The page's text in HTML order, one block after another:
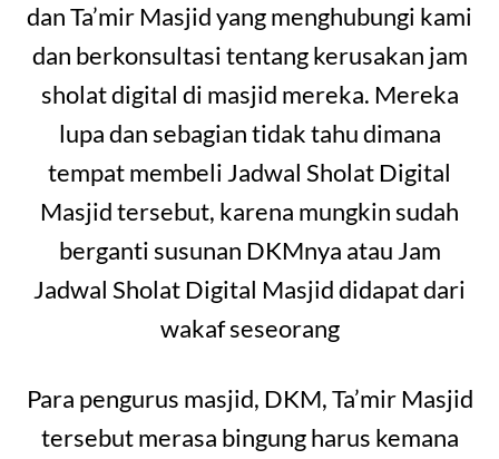
dan Ta’mir Masjid yang menghubungi kami
dan berkonsultasi tentang kerusakan jam
sholat digital di masjid mereka. Mereka
lupa dan sebagian tidak tahu dimana
tempat membeli Jadwal Sholat Digital
Masjid tersebut, karena mungkin sudah
berganti susunan DKMnya atau Jam
Jadwal Sholat Digital Masjid didapat dari
wakaf seseorang
Para pengurus masjid, DKM, Ta’mir Masjid
tersebut merasa bingung harus kemana